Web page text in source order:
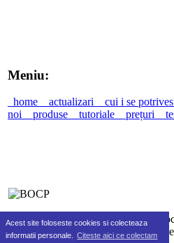
Acest site foloseste cookies si colecteaza
informatii personale.
Citeste aici ce colectam
Meniu:
home actualizari cui i se
noi
produse tutoriale prețuri
©2010-2026 SC Real Life SRL